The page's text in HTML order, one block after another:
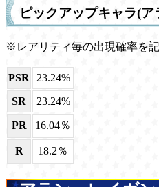
ピックアップキャラ(
※レアリティ毎の出現確率を
PSR
23.24%
SR
23.24%
PR 16.04％
R 18.2％